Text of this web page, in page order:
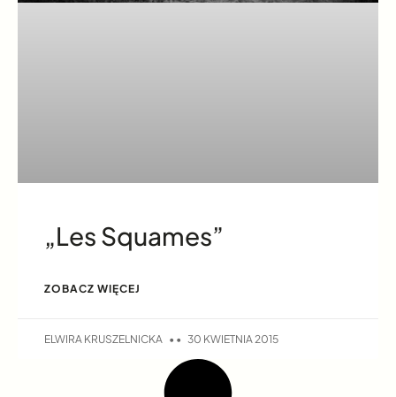
„Les Squames”
ZOBACZ WIĘCEJ
ELWIRA KRUSZELNICKA 30 KWIETNIA 2015